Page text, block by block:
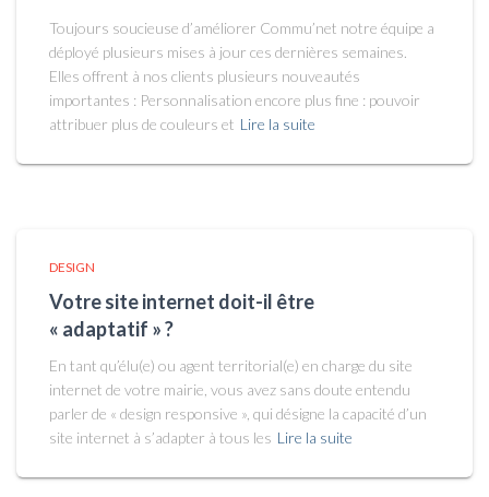
Toujours soucieuse d’améliorer Commu’net notre équipe a
déployé plusieurs mises à jour ces dernières semaines.
Elles offrent à nos clients plusieurs nouveautés
importantes : Personnalisation encore plus fine : pouvoir
attribuer plus de couleurs et Lire la suite
DESIGN
Votre site internet doit-il être
« adaptatif » ?
En tant qu’élu(e) ou agent territorial(e) en charge du site
internet de votre mairie, vous avez sans doute entendu
parler de « design responsive », qui désigne la capacité d’un
site internet à s’adapter à tous les Lire la suite